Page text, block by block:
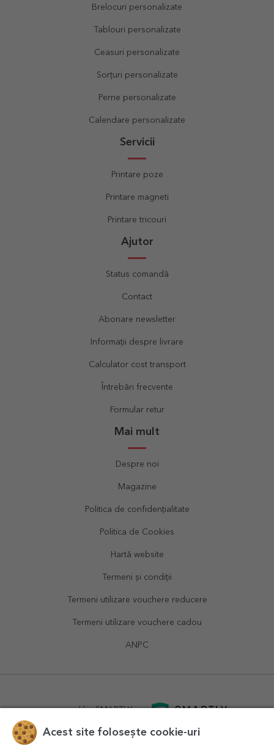
Brelocuri personalizate
Tablouri personalizate
Ceasuri personalizate
Sorțuri personalizate
Perne personalizate
Calendare personalizate
Servicii
Printare poze
Printare magneti
Printare tricouri
Ajutor
Status comandă
Contact
Abonare newsletter
Informații despre livrare
Calculator cost transport
Întrebări frecvente
Formular retur
Mai mult
Despre noi
Magazine
Politica de confidențialitate
Politica de Cookies
Hartă website
Termeni și condiții
Termeni utilizare vouchere reducere
Termeni utilizare vouchere cadou
ANPC
powered bySMARTLY.ro
Acest site folosește cookie-uri